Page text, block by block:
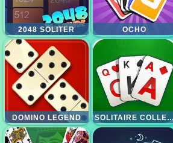
2048 SOLITER OCHO
DOMINO LEGEND SOLITAIRE